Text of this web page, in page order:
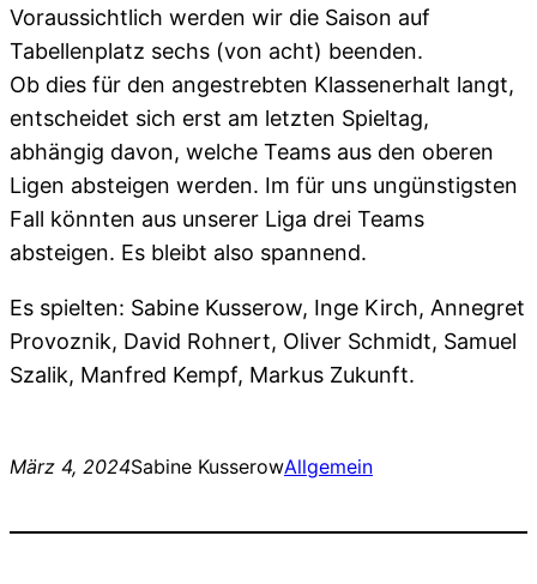
Voraussichtlich werden wir die Saison auf
Tabellenplatz sechs (von acht) beenden.
Ob dies für den angestrebten Klassenerhalt langt,
entscheidet sich erst am letzten Spieltag,
abhängig davon, welche Teams aus den oberen
Ligen absteigen werden. Im für uns ungünstigsten
Fall könnten aus unserer Liga drei Teams
absteigen. Es bleibt also spannend.
Es spielten: Sabine Kusserow, Inge Kirch, Annegret
Provoznik, David Rohnert, Oliver Schmidt, Samuel
Szalik, Manfred Kempf, Markus Zukunft.
März 4, 2024Sabine KusserowAllgemein